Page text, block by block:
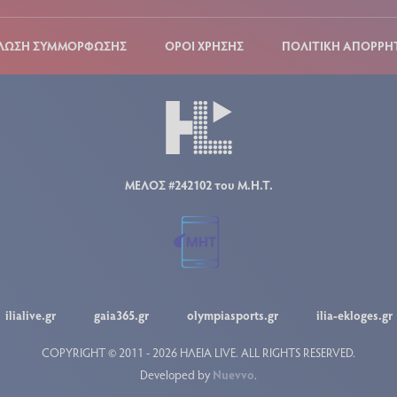
ΣΥΜΜΟΡΦΩΣΗΣ ΟΡΟΙ ΧΡΗΣΗΣ ΠΟΛΙΤΙΚΗ
ΜΕΛΟΣ #242102 του Μ.Η.Τ.
ilialive.gr gaia365.gr olympiasports.gr ilia-ekloges.gr
COPYRIGHT © 2011 - 2026 ΗΛΕΙΑ LIVE. ALL RIGHTS RESERVED.
Developed by Nuevvo.